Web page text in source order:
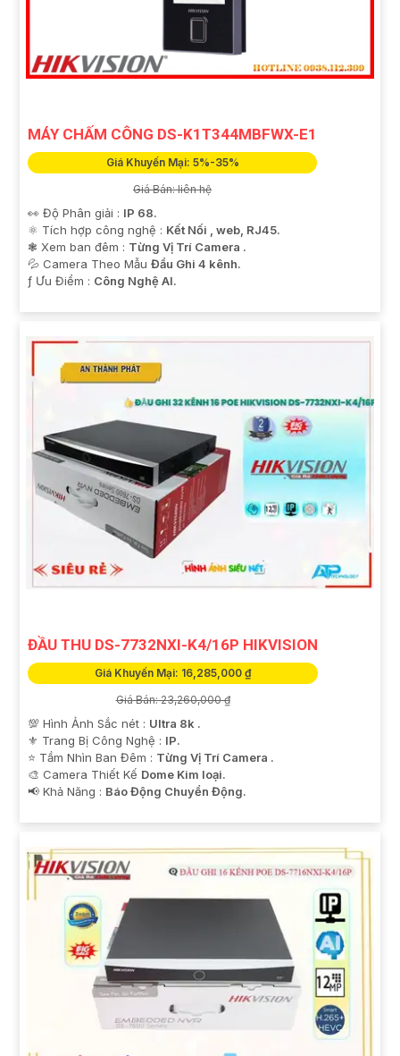
MÁY CHẤM CÔNG DS-K1T344MBFWX-E1
Giá Khuyến Mại: 5%-35%
Giá Bán: liên hệ
👀 Độ Phân giải : IP 68.
⚛️ Tích hợp công nghệ : Kết Nối , web, RJ45.
❃ Xem ban đêm : Từng Vị Trí Camera .
💦 Camera Theo Mẫu Đầu Ghi 4 kênh.
️ƒ Ưu Điểm : Công Nghệ AI.
ĐẦU THU DS-7732NXI-K4/16P HIKVISION
Giá Khuyến Mại: 16,285,000 ₫
Giá Bán: 23,260,000 ₫
💯 Hình Ảnh Sắc nét : Ultra 8k .
⚜️ Trang Bị Công Nghệ : IP.
⭐ Tầm Nhìn Ban Đêm : Từng Vị Trí Camera .
🎨 Camera Thiết Kế Dome Kim loại.
️📢 Khả Năng : Báo Động Chuyển Động.